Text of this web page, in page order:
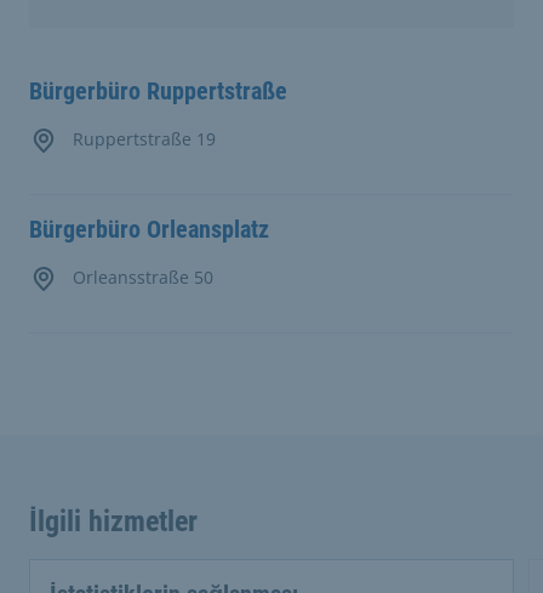
Bürgerbüro Ruppertstraße
Ruppertstraße 19
Bürgerbüro Orleansplatz
Orleansstraße 50
İlgili hizmetler